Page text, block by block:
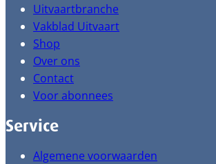
Uitvaartbranche
Vakblad Uitvaart
Shop
Over ons
Contact
Voor abonnees
Service
Algemene voorwaarden